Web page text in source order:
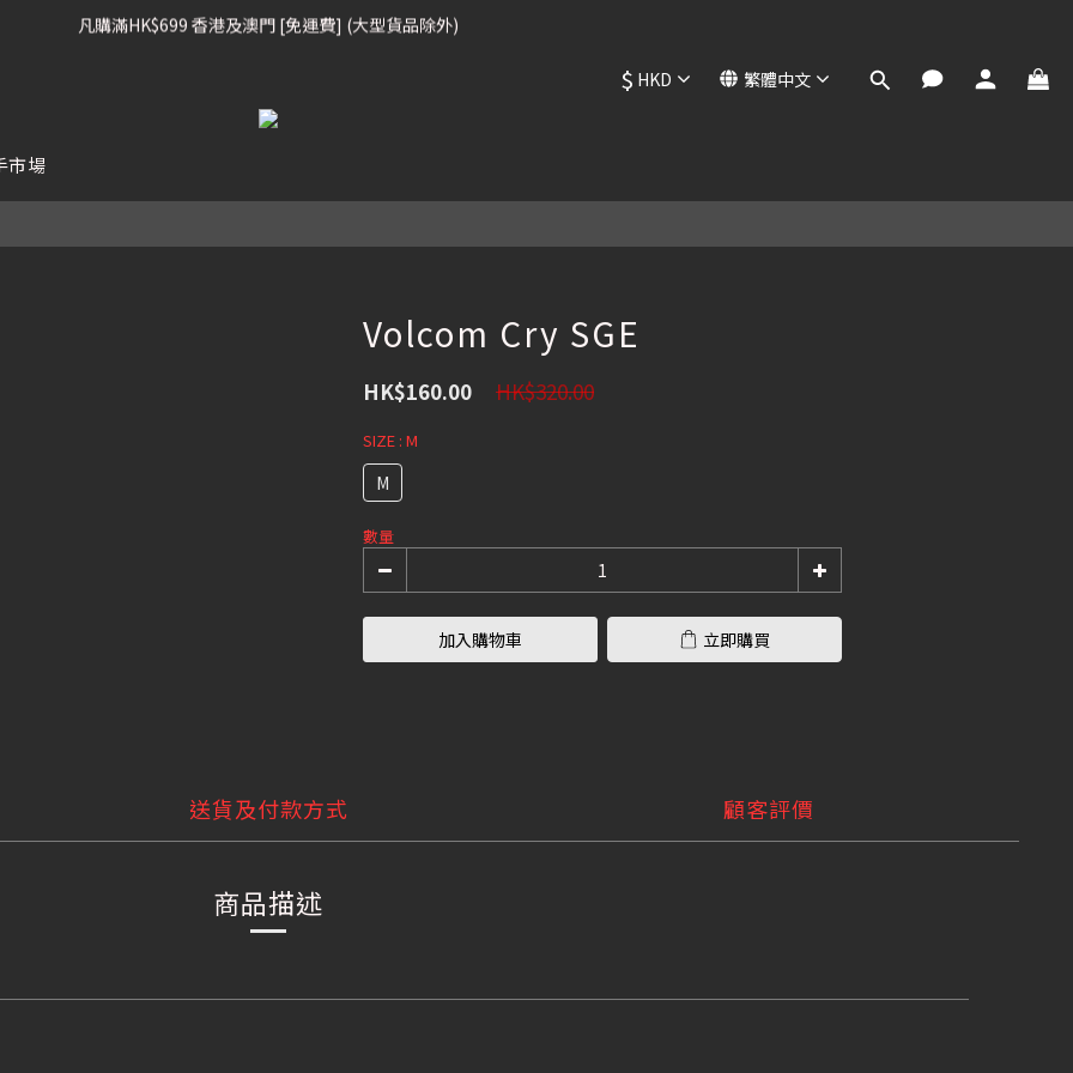
凡購滿HK$699 香港及澳門 [免運費] (大型貨品除外)
凡購滿HK$699 香港及澳門 [免運費] (大型貨品除外)
我們提供全球運送服務。（請查看運送政策）
$ HKD 繁體中文
市場
Volcom Cry SGE
HK$320.00
HK$160.00
SIZE : M
M
數量
加入購物車 立即購買
送貨及付款方式 顧客評價
商品描述
立即購買